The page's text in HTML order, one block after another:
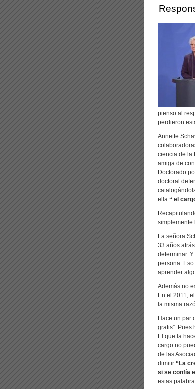
pienso al
perdieron
Annette
ciencia de la
amiga de
Doctorado
doctoral
ella “ el
simplemente
La señora
33 años
determinar.
persona.
aprender
Además no
En el 2011,
la misma
Hace un par
gratis”. Pues
El que la
cargo no
de las
dimitir “La
si se confía
estas